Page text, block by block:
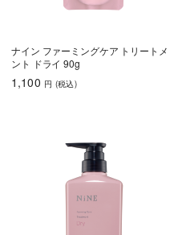
ナイン ファーミングケア トリートメ
ント ドライ 90g
1,100 円 (税込)